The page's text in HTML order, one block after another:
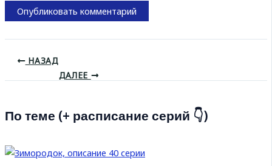
НАЗАД
ДАЛЕЕ
По теме (+ расписание серий 👇)